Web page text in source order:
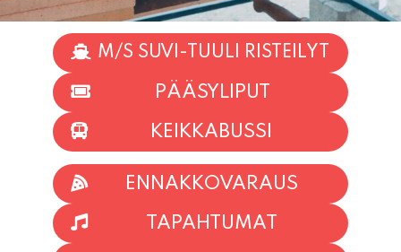
M/S SUVI-TUULI RISTEILYT
PÄÄSYLIPUT
KEIKKABUSSI
ENNAKKOVARAUS
TAPAHTUMAT
INFO